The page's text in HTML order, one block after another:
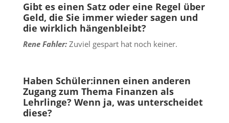
Gibt es einen Satz oder eine Regel über
Geld, die Sie immer wieder sagen und
die wirklich hängenbleibt?
Rene Fahler: Zuviel gespart hat noch keiner.
Haben Schüler:innen einen anderen
Zugang zum Thema Finanzen als
Lehrlinge? Wenn ja, was unterscheidet
diese?